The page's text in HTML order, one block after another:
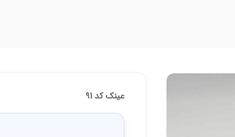
عینک کد 91